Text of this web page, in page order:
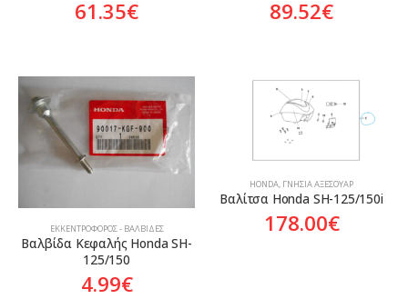
61.35€ 89.52€
ΕΚΚΕΝΤΡΟΦΌΡΟΣ - ΒΑΛΒΊΔΕΣ
Βαλβίδα Κεφαλής Honda SH-
125/150
4.99€
HONDA, ΓΝΉΣΙΑ ΑΞΕΣΟΥΆΡ
Βαλίτσα Honda SH-125/150i
178.00€